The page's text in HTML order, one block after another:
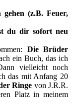
(z.B. Feuer,
du dir sofort neu
Die Brüder
ein Buch, das ich
vielleicht noch
das mit Anfang 20
Ringe von J.R.R.
Platz in meinem